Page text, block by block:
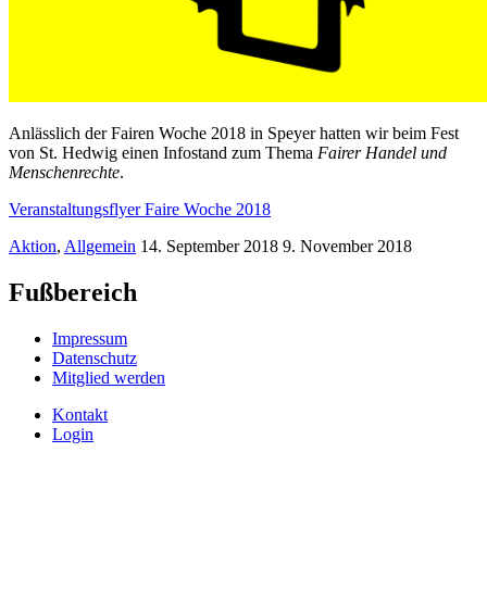
Anlässlich der Fairen Woche 2018 in Speyer hatten wir beim Fest
von St. Hedwig einen Infostand zum Thema Fairer Handel und
Menschenrechte.
Veranstaltungsflyer Faire Woche 2018
Aktion, Allgemein 14. September 2018 9. November 2018
Fußbereich
Impressum
Datenschutz
Mitglied werden
Kontakt
Login